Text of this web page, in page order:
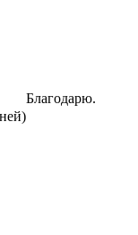
Благодарю.